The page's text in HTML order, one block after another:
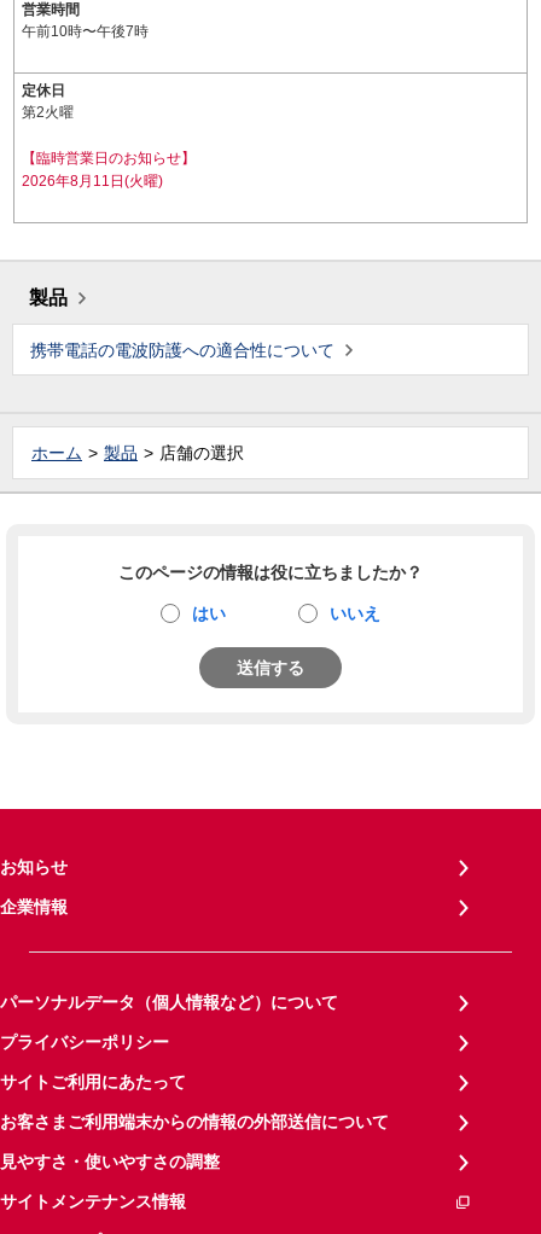
営業時間
午前10時〜午後7時
定休日
第2火曜
【臨時営業日のお知らせ】
2026年8月11日(火曜)
製品
携帯電話の電波防護への適合性について
ホーム 製品 店舗の選択
このページの情報は役に立ちましたか？
はい いいえ
送信する
お知らせ
企業情報
パーソナルデータ（個人情報など）について
プライバシーポリシー
サイトご利用にあたって
お客さまご利用端末からの情報の外部送信について
見やすさ・使いやすさの調整
サイトメンテナンス情報